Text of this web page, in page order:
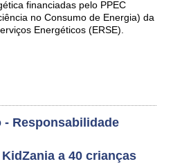
financiadas pelo PPEC
no Consumo de Energia) da
Energéticos (ERSE).
- Responsabilidade
a 40 crianças